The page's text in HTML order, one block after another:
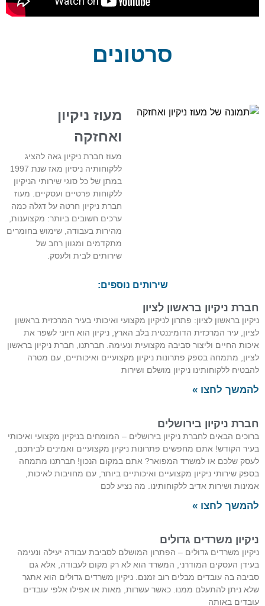
סרטונים
מעוז ניקיון
ואחזקה
מעוז חברת ניקיון גאה להציג
ללקוחותיה ניסיון מאז שנת 1997
במתן של כל סוגי שירותי הניקיון
ללקוחות פרטיים ועסקיים. מעוז
חברת ניקיון חרטה על דגלה כמה
ערכים חשובים ביותר: מקצוענות,
מהירות בעבודה, שימוש בחומרים
מתקדמים ומגוון רחב של
שירותים לבית ולעסק.
שירותים נוספים:
חברת ניקיון בראשון לציון
ניקיון בראשון לציון: פתרון לניקיון מקצועי ואיכותי בעיר המרכזית בראשון
לציון, עיר המרכזית הדומיננטית בלב הארץ, ניקיון הוא חיוני לשפר את
איכות החיים וליצור סביבה מקצועית ונעימה. חברתנו, חברת ניקיון בראשון
לציון, מתמחה בספק פתרונות ניקיון מקצועיים ואיכותיים, עם מטרה
להבטיח ללקוחותינו ניקיון מושלם ושירות
להמשך לחצו »
חברת ניקיון בירושלים
ברוכים הבאים לחברת ניקיון בירושלים – המומחים בניקיון מקצועי ואיכותי
בעיר הקודש! אתם מחפשים פתרונות ניקיון מקצועיים ואמינים לביתכם,
לעסק שלכם או למשרד המפואר? אתם במקום הנכון! חברתנו מתמחה
בספק שירותי ניקיון מקצועיים ואיכותיים ביותר, עם מחויבות לאיכות,
אמינות ושירות אדיב ללקוחותינו. מה נציע לכם
להמשך לחצו »
ניקיון משרדים גדולים
ניקיון משרדים גדולים – הפתרון המושלם לסביבת עבודה יעילה ונעימה
בעידן העסקים המודרני, המשרד הוא לא רק מקום לעבודה, אלא גם
סביבה בה עובדים מבלים רוב זמנם. ניקיון משרדים גדולים הוא אתגר
שלא ניתן להתעלם ממנו. כאשר עשרות, מאות או אפילו אלפי עובדים
עובדים באותה